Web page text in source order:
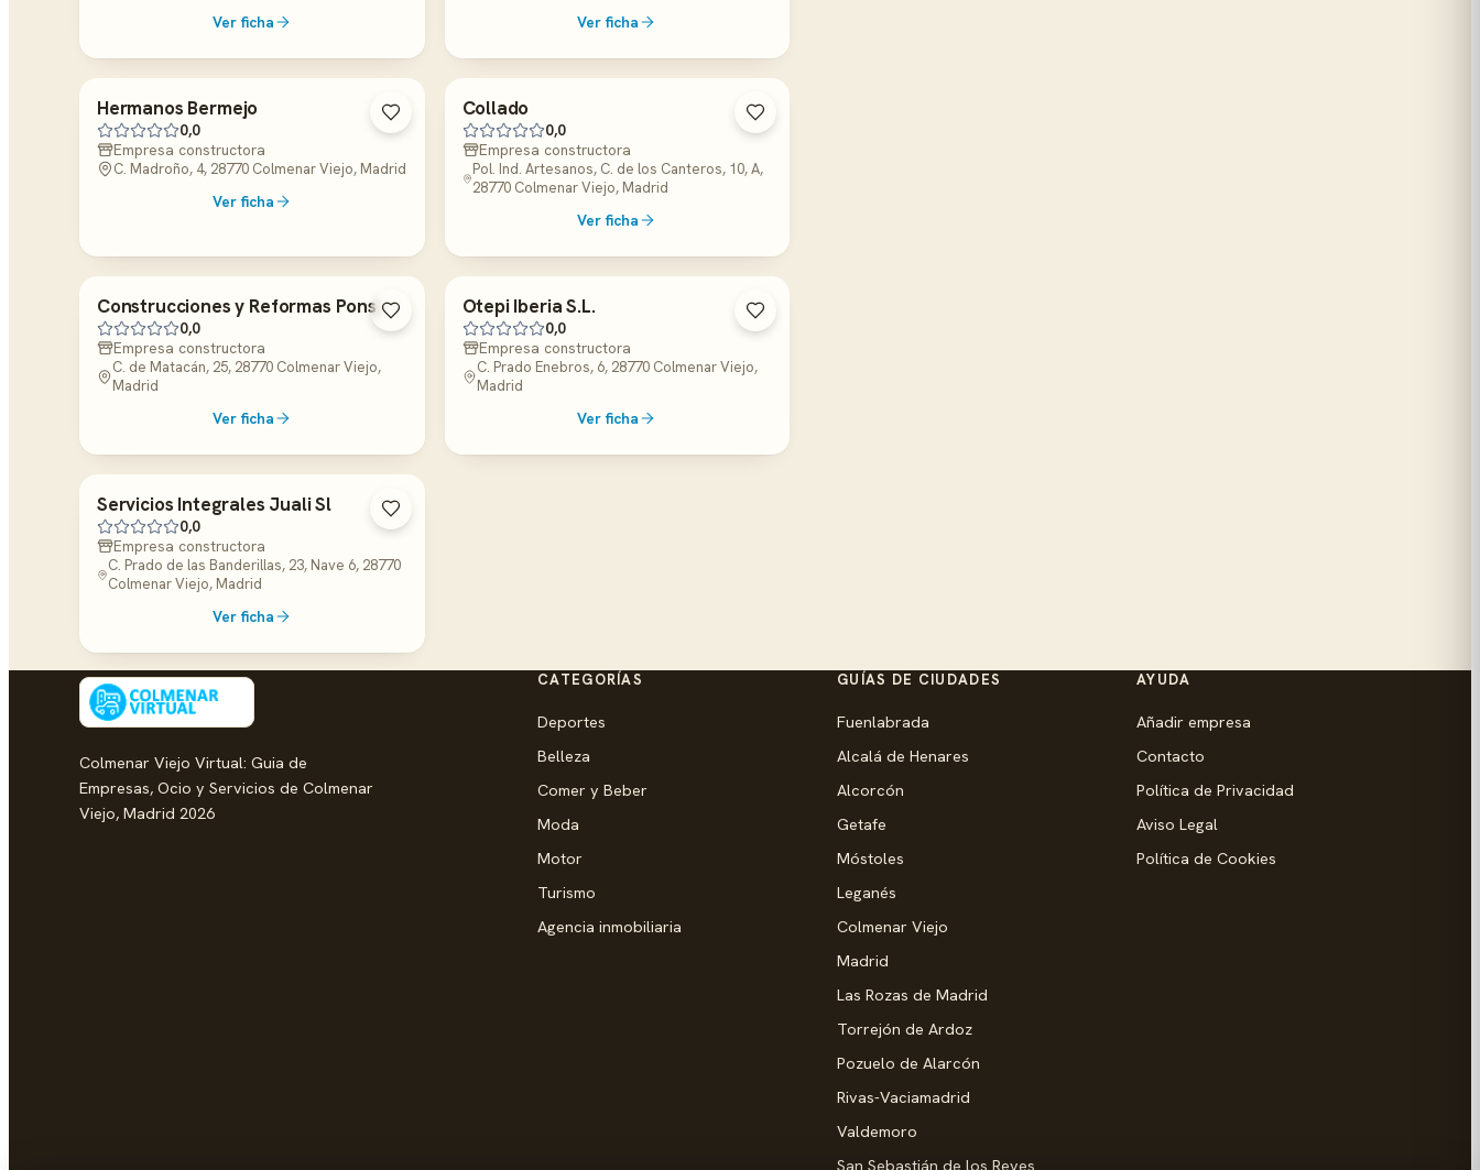
Ver ficha Ver ficha
Hermanos Bermejo
0,0
Empresa constructora
C. Madroño, 4, 28770 Colmenar Viejo, Madrid
Ver ficha
Collado
0,0
Empresa constructora
Pol. Ind. Artesanos, C. de los Canteros, 10, A,
28770 Colmenar Viejo, Madrid
Ver ficha
Construcciones y Reformas Pons
0,0
Empresa constructora
C. de Matacán, 25, 28770 Colmenar Viejo,
Madrid
Ver ficha
Otepi Iberia S.L.
0,0
Empresa constructora
C. Prado Enebros, 6, 28770 Colmenar Viejo,
Madrid
Ver ficha
Servicios Integrales Juali Sl
0,0
Empresa constructora
C. Prado de las Banderillas, 23, Nave 6, 28770
Colmenar Viejo, Madrid
Ver ficha
Colmenar Viejo Virtual: Guia de
Empresas, Ocio y Servicios de Colmenar
Viejo, Madrid 2026
CATEGORÍAS
Deportes
Belleza
Comer y Beber
Moda
Motor
Turismo
Agencia inmobiliaria
GUÍAS DE CIUDADES
Fuenlabrada
Alcalá de Henares
Alcorcón
Getafe
Móstoles
Leganés
Colmenar Viejo
Madrid
Las Rozas de Madrid
Torrejón de Ardoz
Pozuelo de Alarcón
Rivas-Vaciamadrid
Valdemoro
San Sebastián de los Reyes
AYUDA
Añadir empresa
Contacto
Política de Privacidad
Aviso Legal
Política de Cookies